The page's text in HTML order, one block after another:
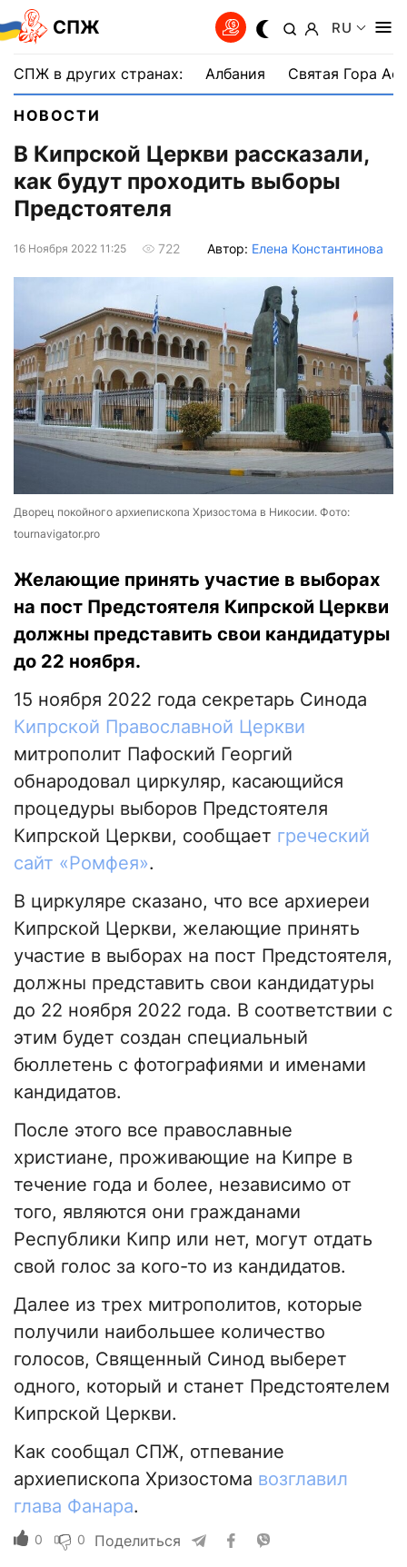
СПЖ RU
СПЖ в других странах: Албания Святая Гора
НОВОСТИ
В Кипрской Церкви рассказали,
как будут проходить выборы
Предстоятеля
16 Ноября 2022 11:25 722 Автор: Елена Константинова
Дворец покойного архиепископа Хризостома в Никосии. Фото:
tournavigator.pro
Желающие принять участие в выборах
на пост Предстоятеля Кипрской Церкви
должны представить свои кандидатуры
до 22 ноября.
15 ноября 2022 года секретарь Синода
Кипрской Православной Церкви
митрополит Пафоский Георгий
обнародовал циркуляр, касающийся
процедуры выборов Предстоятеля
Кипрской Церкви, сообщает греческий
сайт «Ромфея».
В циркуляре сказано, что все архиереи
Кипрской Церкви, желающие принять
участие в выборах на пост Предстоятеля,
должны представить свои кандидатуры
до 22 ноября 2022 года. В соответствии с
этим будет создан специальный
бюллетень с фотографиями и именами
кандидатов.
После этого все православные
христиане, проживающие на Кипре в
течение года и более, независимо от
того, являются они гражданами
Республики Кипр или нет, могут отдать
свой голос за кого-то из кандидатов.
Далее из трех митрополитов, которые
получили наибольшее количество
голосов, Священный Синод выберет
одного, который и станет Предстоятелем
Кипрской Церкви.
Как сообщал СПЖ, отпевание
архиепископа Хризостома возглавил
глава Фанара.
0 0 Поделиться